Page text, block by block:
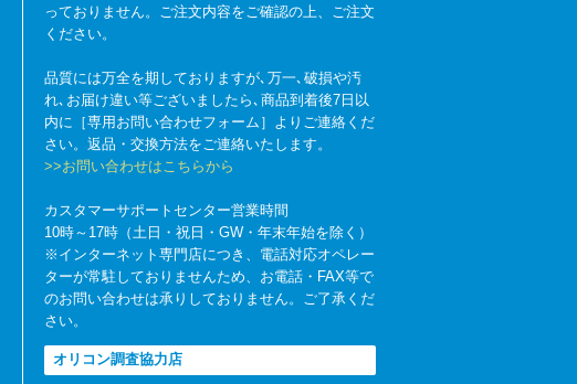
っておりません。ご注文内容をご確認の上、ご注文
ください。
品質には万全を期しておりますが､万一､破損や汚
れ､お届け違い等ございましたら､商品到着後7日以
内に［専用お問い合わせフォーム］よりご連絡くだ
さい。返品・交換方法をご連絡いたします。
>>お問い合わせはこちらから
カスタマーサポートセンター営業時間
10時～17時（土日・祝日・GW・年末年始を除く）
※インターネット専門店につき、電話対応オペレー
ターが常駐しておりませんため、お電話・FAX等で
のお問い合わせは承りしておりません。ご了承くだ
さい。
オリコン調査協力店